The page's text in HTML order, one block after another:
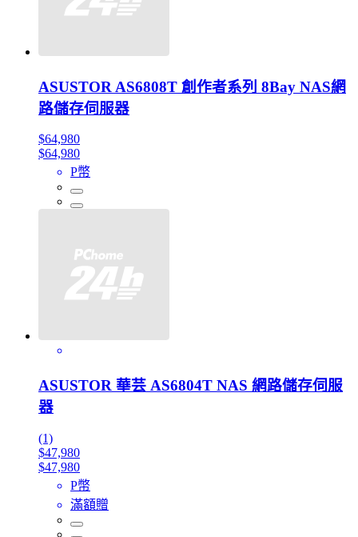
ASUSTOR AS6808T 創作者系列 8Bay NAS網
路儲存伺服器
$64,980
$64,980
P幣
ASUSTOR 華芸 AS6804T NAS 網路儲存伺服
器
(1)
$47,980
$47,980
P幣
滿額贈